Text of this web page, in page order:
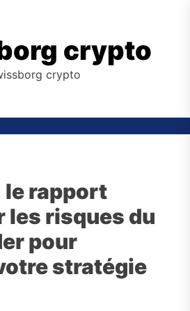
crypto
crypto
le rapport
les risques du
pour
stratégie